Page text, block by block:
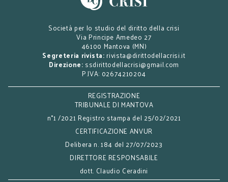
Società per lo studio del diritto della crisi
Via Principe Amedeo 27
46100 Mantova (MN)
Segreteria rivista: rivista@dirittodellacrisi.it
Direzione: ssdirittodellacrisi@gmail.com
P.IVA: 02674210204
REGISTRAZIONE
TRIBUNALE DI MANTOVA
n°1 /2021 Registro stampa del 25/02/2021
CERTIFICAZIONE ANVUR
Delibera n. 184 del 27/07/2023
DIRETTORE RESPONSABILE
dott. Claudio Ceradini